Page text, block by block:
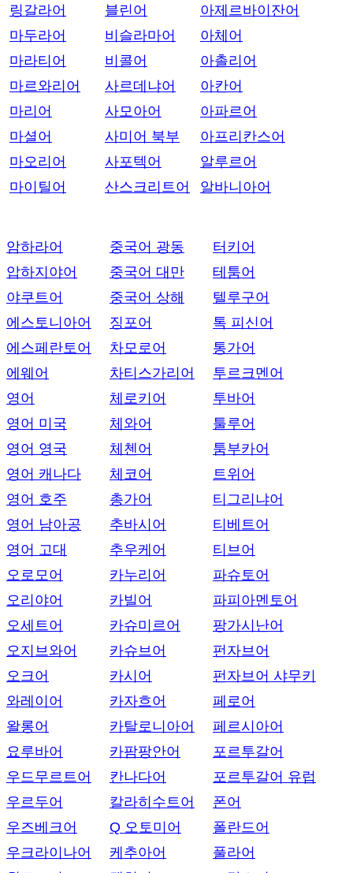
링갈라어
마두라어
마라티어
마르와리어
마리어
마셜어
마오리어
마이틸어
블린어
비슬라마어
비콜어
사르데냐어
사모아어
사미어 북부
사포텍어
산스크리트어
아제르바이잔어
아체어
아촐리어
아칸어
아파르어
아프리칸스어
알루르어
알바니아어
암하라어
압하지야어
야쿠트어
에스토니아어
에스페란토어
에웨어
영어
영어 미국
영어 영국
영어 캐나다
영어 호주
영어 남아공
영어 고대
오로모어
오리야어
오세트어
오지브와어
오크어
와레이어
왈롱어
요루바어
우드무르트어
우르두어
우즈베크어
우크라이나어
중국어 광동
중국어 대만
중국어 상해
징포어
차모로어
차티스가리어
체로키어
체와어
체첸어
체코어
총가어
추바시어
추우케어
카누리어
카빌어
카슈미르어
카슈브어
카시어
카자흐어
카탈로니아어
카팜팡안어
칸나다어
칼라히수트어
Q 오토미어
케추아어
터키어
테툼어
텔루구어
톡 피신어
통가어
투르크멘어
투바어
툴루어
툼부카어
트위어
티그리냐어
티베트어
티브어
파슈토어
파피아멘토어
팡가시난어
펀자브어
펀자브어 샤무키
페로어
페르시아어
포르투갈어
포르투갈어 유럽
폰어
폴란드어
풀라어